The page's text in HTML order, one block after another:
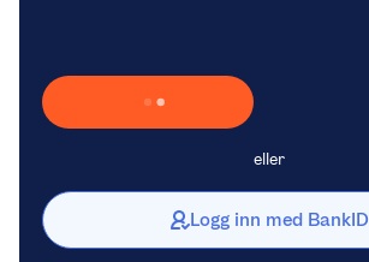
Laster inn Vipps …
eller
Logg inn med BankID